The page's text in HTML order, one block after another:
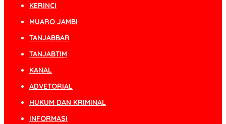
KERINCI
MUARO JAMBI
TANJABBAR
TANJABTIM
KANAL
ADVETORIAL
HUKUM DAN KRIMINAL
INFORMASI